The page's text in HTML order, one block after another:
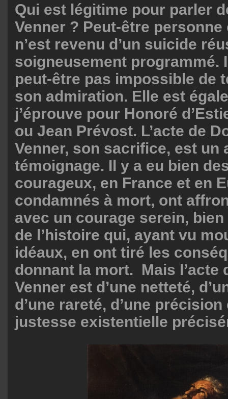
Qui est légitime pour parler
Venner ? Peut-être
n’est revenu d’un suicide
soigneusement programmé.
peut-être pas impossible de
son admiration. Elle est
j’éprouve pour Honoré
ou Jean Prévost. L’acte de
Venner, son sacrifice, est un
témoignage. Il y a eu bien
courageux, en France et en
condamnés à mort, ont
avec un courage serein,
de l’histoire qui, ayant vu
idéaux, en ont tiré les
donnant la mort. Mais l’acte
Venner est d’une netteté,
d’une rareté, d’une précision
justesse existentielle